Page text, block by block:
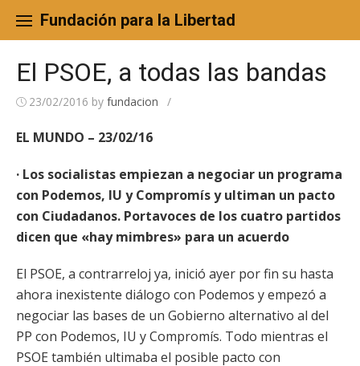
content
Fundación para la Libertad
El PSOE, a todas las bandas
23/02/2016 by fundacion /
EL MUNDO – 23/02/16
· Los socialistas empiezan a negociar un programa
con Podemos, IU y Compromís y ultiman un pacto
con Ciudadanos. Portavoces de los cuatro partidos
dicen que «hay mimbres» para un acuerdo
El PSOE, a contrarreloj ya, inició ayer por fin su hasta
ahora inexistente diálogo con Podemos y empezó a
negociar las bases de un Gobierno alternativo al del
PP con Podemos, IU y Compromís. Todo mientras el
PSOE también ultimaba el posible pacto con